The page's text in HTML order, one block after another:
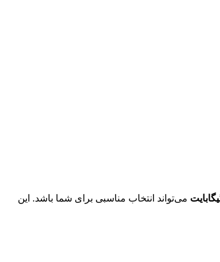
می‌تواند انتخاب مناسبی برای شما باشد. این